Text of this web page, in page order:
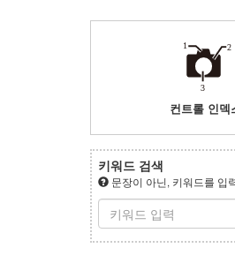
컨트롤 인덱
키워드 검색
문장이 아닌, 키워드를 입